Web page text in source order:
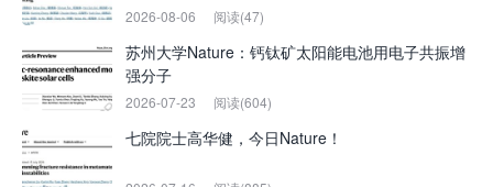
2026-08-06 阅读(47)
苏州大学Nature：钙钛矿太阳能电池用电子共振增
强分子
2026-07-23 阅读(604)
七院院士高华健，今日Nature！